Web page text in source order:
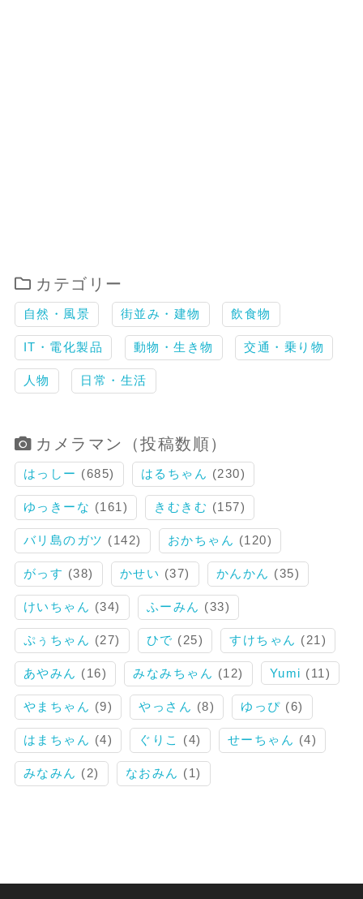
カテゴリー
自然・風景 街並み・建物 飲食物
IT・電化製品 動物・生き物 交通・乗り物
人物 日常・生活
カメラマン（投稿数順）
はっしー (685) はるちゃん (230)
ゆっきーな (161) きむきむ (157)
バリ島のガツ (142) おかちゃん (120)
がっす (38) かせい (37) かんかん (35)
けいちゃん (34) ふーみん (33)
ぷぅちゃん (27) ひで (25) すけちゃん (21)
あやみん (16) みなみちゃん (12) Yumi (11)
やまちゃん (9) やっさん (8) ゆっぴ (6)
はまちゃん (4) ぐりこ (4) せーちゃん (4)
みなみん (2) なおみん (1)